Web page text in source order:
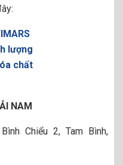
lượng
chất
NAM
Chiểu 2, Tam Bình,